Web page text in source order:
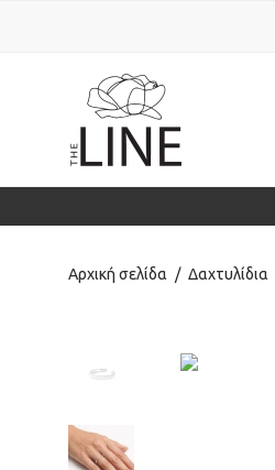
Αρχική σελίδα / Δαχτυλίδια